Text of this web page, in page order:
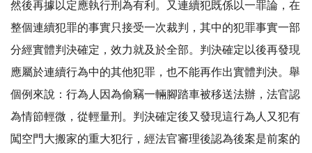
然後再據以定應執行刑為有利。又連續犯既係以一罪論，在
整個連續犯罪的事實只接受一次裁判，其中的犯罪事實一部
分經實體判決確定，效力就及於全部。判決確定以後再發現
應屬於連續行為中的其他犯罪，也不能再作出實體判決。舉
個例來說：行為人因為偷竊一輛腳踏車被移送法辦，法官認
為情節輕微，從輕量刑。判決確定後又發現這行為人又犯有
闖空門大搬家的重大犯行，經法官審理後認為後案是前案的